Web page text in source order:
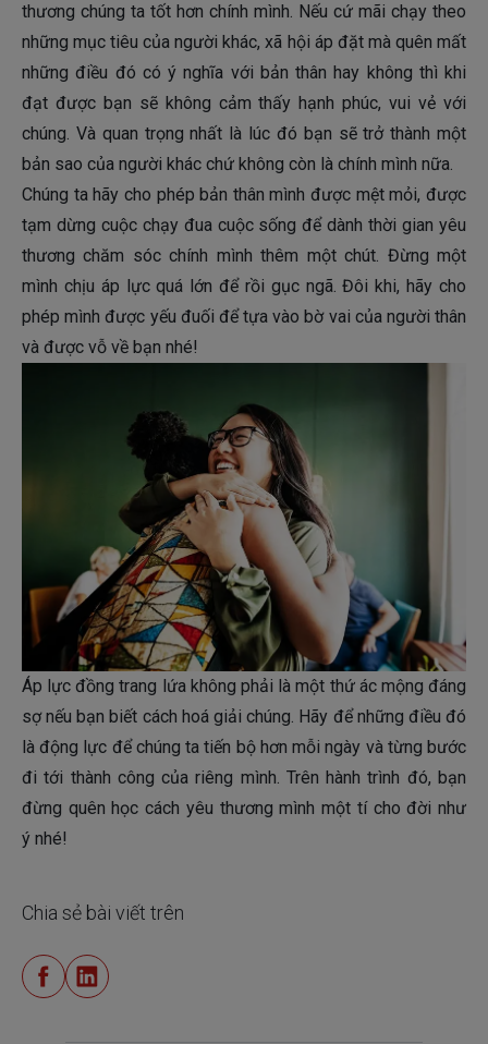
thương chúng ta tốt hơn chính mình. Nếu cứ mãi chạy theo
những mục tiêu của người khác, xã hội áp đặt mà quên mất
những điều đó có ý nghĩa với bản thân hay không thì khi
đạt được bạn sẽ không cảm thấy hạnh phúc, vui vẻ với
chúng. Và quan trọng nhất là lúc đó bạn sẽ trở thành một
bản sao của người khác chứ không còn là chính mình nữa.
Chúng ta hãy cho phép bản thân mình được mệt mỏi, được
tạm dừng cuộc chạy đua cuộc sống để dành thời gian yêu
thương chăm sóc chính mình thêm một chút. Đừng một
mình chịu áp lực quá lớn để rồi gục ngã. Đôi khi, hãy cho
phép mình được yếu đuối để tựa vào bờ vai của người thân
và được vỗ về bạn nhé!
Áp lực đồng trang lứa không phải là một thứ ác mộng đáng
sợ nếu bạn biết cách hoá giải chúng. Hãy để những điều đó
là động lực để chúng ta tiến bộ hơn mỗi ngày và từng bước
đi tới thành công của riêng mình. Trên hành trình đó, bạn
đừng quên học cách yêu thương mình một tí cho đời như
ý nhé!
Chia sẻ bài viết trên